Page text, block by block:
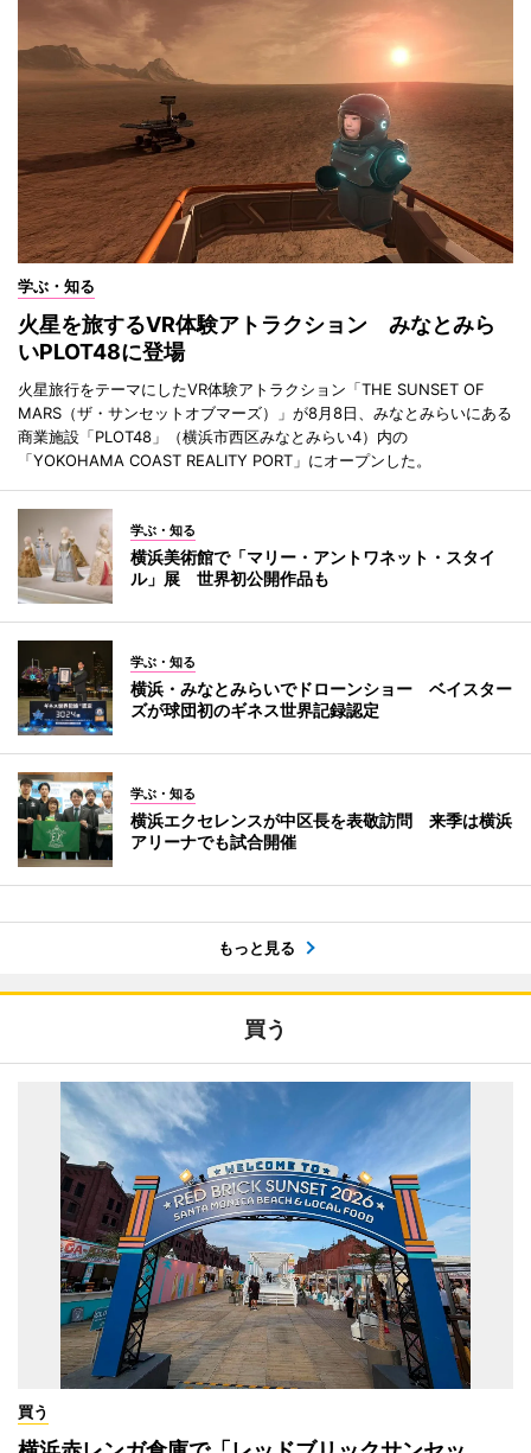
学ぶ・知る
火星を旅するVR体験アトラクション みなとみら
いPLOT48に登場
火星旅行をテーマにしたVR体験アトラクション「THE SUNSET OF
MARS（ザ・サンセットオブマーズ）」が8月8日、みなとみらいにある
商業施設「PLOT48」（横浜市西区みなとみらい4）内の
「YOKOHAMA COAST REALITY PORT」にオープンした。
学ぶ・知る
横浜美術館で「マリー・アントワネット・スタイ
ル」展 世界初公開作品も
学ぶ・知る
横浜・みなとみらいでドローンショー ベイスター
ズが球団初のギネス世界記録認定
学ぶ・知る
横浜エクセレンスが中区長を表敬訪問 来季は横浜
アリーナでも試合開催
もっと見る
買う
買う